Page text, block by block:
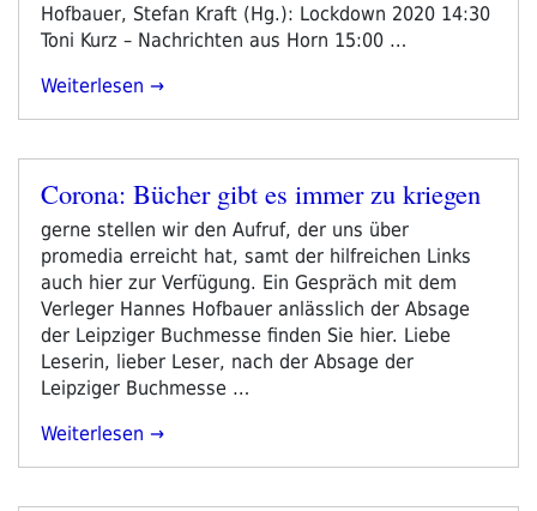
Hofbauer, Stefan Kraft (Hg.): Lockdown 2020 14:30
Toni Kurz – Nachrichten aus Horn 15:00 …
„FBM20-
-
Samstag“
Weiterlesen
Veröffentlicht
Corona: Bücher gibt es immer zu kriegen
gerne stellen wir den Aufruf, der uns über
promedia erreicht hat, samt der hilfreichen Links
auch hier zur Verfügung. Ein Gespräch mit dem
Verleger Hannes Hofbauer anlässlich der Absage
der Leipziger Buchmesse finden Sie hier. Liebe
Leserin, lieber Leser, nach der Absage der
Leipziger Buchmesse …
„Corona:
Weiterlesen